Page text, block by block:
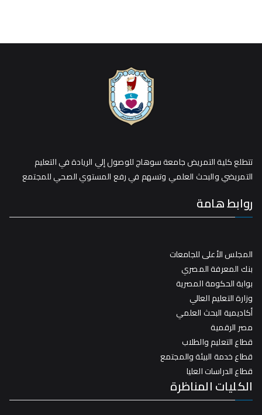
تتطلع كلية التمريض جامعة سوهاج للوصول إلي الريادة في التعليم
التمريضي والبحث العلمي وتسهم في رفع المستوي الصحي للمجتمع
روابط هامة
المجلس الأعلى للجامعات
بنك المعرفة المصري
بوابة الحكومة المصرية
وزارة التعليم العالي
أكاديمية البحث العلمي
مصر الرقمية
قطاع التعليم والطلاب
قطاع خدمة البيئة والمجتمع
قطاع الدراسات العليا
الكليات المناظرة